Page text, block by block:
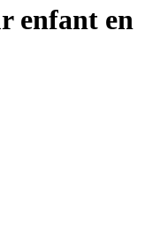
enfant en